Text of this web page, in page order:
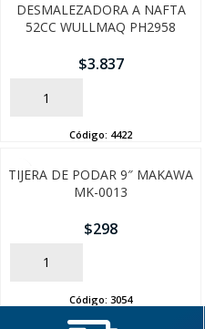
DESMALEZADORA A NAFTA
52CC WULLMAQ PH2958
$3.837
AÑADIR
Código: 4422
TIJERA DE PODAR 9″ MAKAWA
MK-0013
$298
AÑADIR
Código: 3054